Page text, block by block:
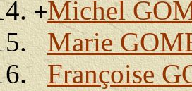
+Michel
Marie
Françoise